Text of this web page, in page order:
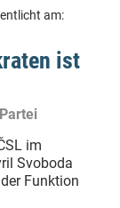
am:
ist
im
Svoboda
Funktion